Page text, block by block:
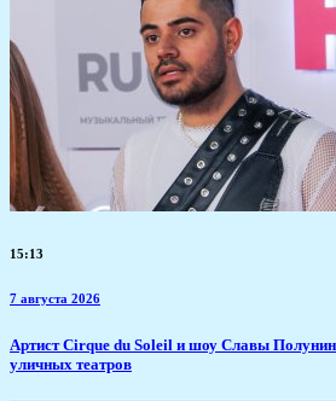
15:13
7 августа 2026
Артист Cirque du Soleil и шоу Славы
уличных театров